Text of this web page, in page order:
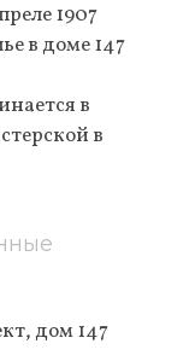
1907
в доме 147
в
в
дом 147